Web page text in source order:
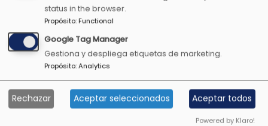
status in the browser.
Propósito:Functional
Google Tag Manager
Gestiona y despliega etiquetas de marketing.
Propósito:Analytics
Rechazar Aceptar seleccionados Aceptar todos
Powered by Klaro!